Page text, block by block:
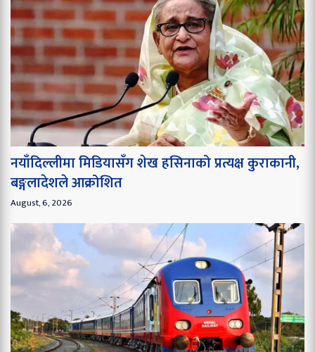
नयाँदिल्लीमा मिडियासँग शेख हसिनाको प्रत्यक्ष कुराकानी,
बङ्गलादेशले आक्रोशित
August, 6, 2026